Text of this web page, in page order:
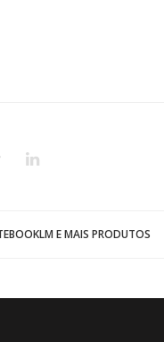
E MAIS PRODUTOS